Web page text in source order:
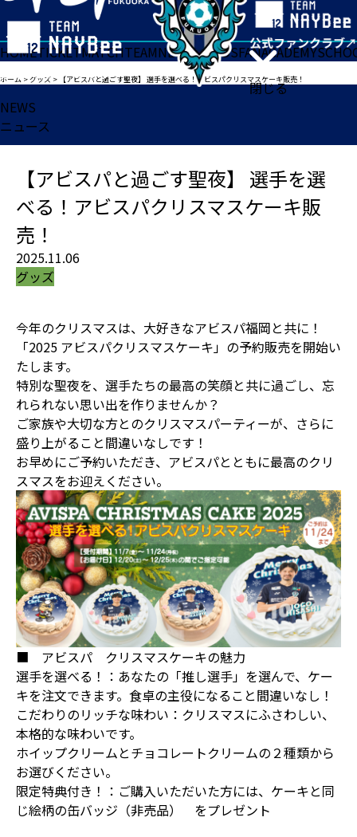
閉じる
HOMETICKETMATCHTEAMNEWSGOODSFANACADEMY
ホーム >グッズ > 【アビスパと過ごす聖夜】 選手を選べる！アビスパクリスマスケーキ販売！
NEWS
ニュース
【アビスパと過ごす聖夜】 選手を選
べる！アビスパクリスマスケーキ販
売！
2025.11.06
グッズ
今年のクリスマスは、大好きなアビスパ福岡と共に！
「2025 アビスパクリスマスケーキ」の予約販売を開始い
たします。
特別な聖夜を、選手たちの最高の笑顔と共に過ごし、忘
れられない思い出を作りませんか？
ご家族や大切な方とのクリスマスパーティーが、さらに
盛り上がること間違いなしです！
お早めにご予約いただき、アビスパとともに最高のクリ
スマスをお迎えください。
■ アビスパ クリスマスケーキの魅力
選手を選べる！：あなたの「推し選手」を選んで、ケー
キを注文できます。食卓の主役になること間違いなし！
こだわりのリッチな味わい：クリスマスにふさわしい、
本格的な味わいです。
ホイップクリームとチョコレートクリームの２種類から
お選びください。
限定特典付き！：ご購入いただいた方には、ケーキと同
じ絵柄の缶バッジ（非売品） をプレゼント